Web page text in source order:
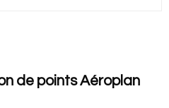
de points Aéroplan